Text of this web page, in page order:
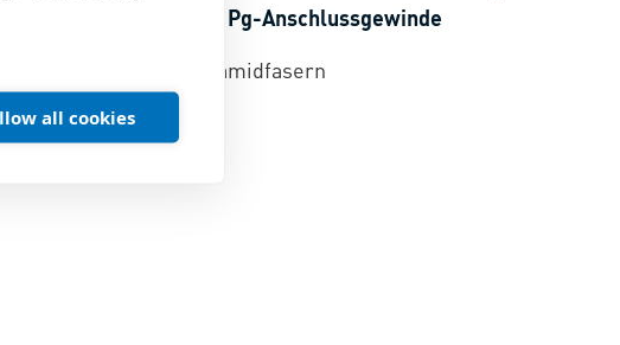
all cookies
für Pg-Anschlussgewinde
Aramidfasern